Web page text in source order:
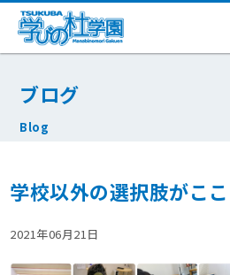
ブログ
Blog
学校以外の選択肢がこ
2021年06月21日